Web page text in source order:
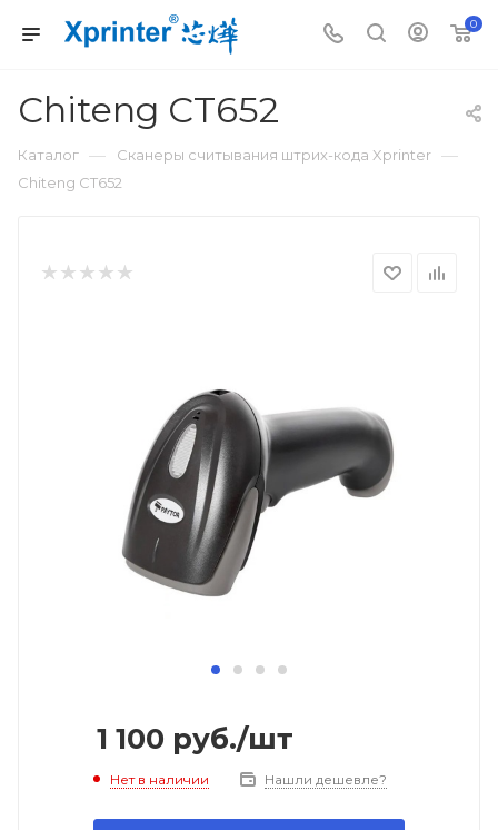
0
Chiteng СТ652
Каталог — Сканеры считывания штрих-кода Xprinter —
Chiteng СТ652
1 100 руб./шт
Нет в наличии Нашли дешевле?